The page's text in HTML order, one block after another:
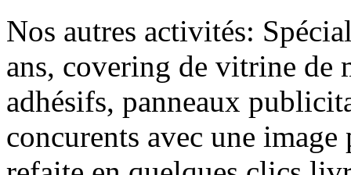
Nos autres activités:
ans, covering de vitrine de
adhésifs, panneaux
concurents avec une